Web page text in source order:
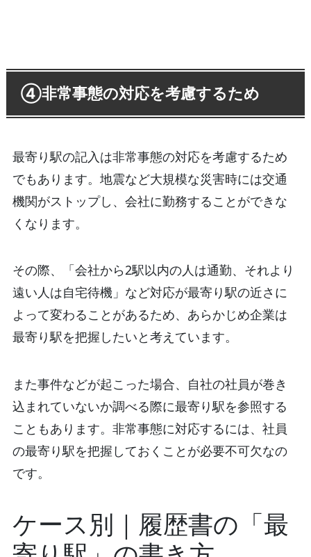
④非常事態の対応を考慮するため
最寄り駅の記入は非常事態の対応を考慮するため
でもあります。地震など大規模な災害時には交通
機関がストップし、会社に勤務することができな
くなります。
その際、「会社から2駅以内の人は通勤、それより
遠い人は自宅待機」など対応が最寄り駅の近さに
よって変わることがあるため、あらかじめ企業は
最寄り駅を把握したいと考えています。
また事件などが起こった場合、自社の社員が巻き
込まれていないか調べる際に最寄り駅を参照する
こともあります。非常事態に対応するには、社員
の最寄り駅を把握しておくことが必要不可欠なの
です。
ケース別｜履歴書の「最